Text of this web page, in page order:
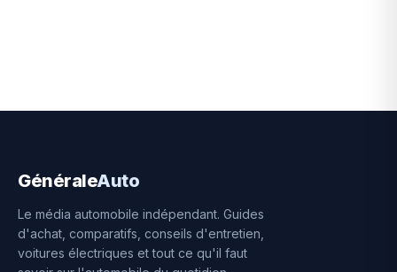
GénéraleAuto
Le média automobile indépendant. Guides
d'achat, comparatifs, conseils d'entretien,
voitures électriques et tout ce qu'il faut